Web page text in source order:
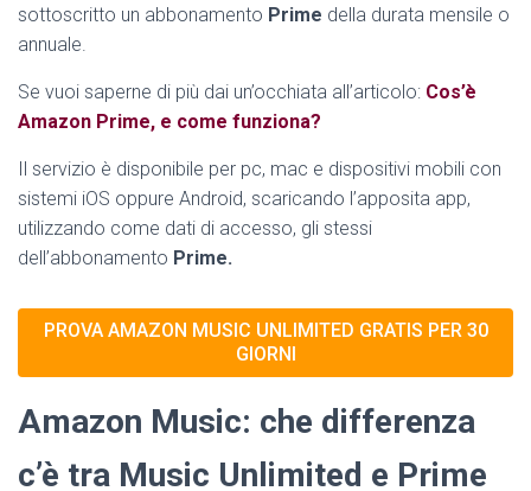
sottoscritto un abbonamento Prime della durata mensile o
annuale.
Se vuoi saperne di più dai un’occhiata all’articolo: Cos’è
Amazon Prime, e come funziona?
Il servizio è disponibile per pc, mac e dispositivi mobili con
sistemi iOS oppure Android, scaricando l’apposita app,
utilizzando come dati di accesso, gli stessi
dell’abbonamento Prime.
PROVA AMAZON MUSIC UNLIMITED GRATIS PER 30
GIORNI
Amazon Music: che differenza
c’è tra Music Unlimited e Prime